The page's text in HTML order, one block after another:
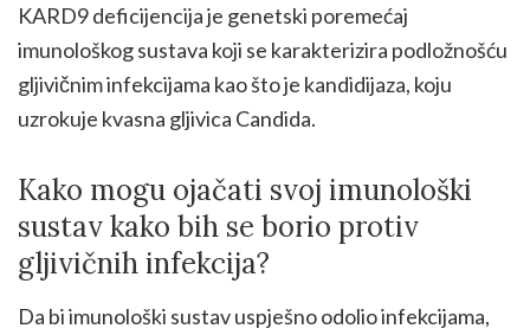
KARD9 deficijencija je genetski poremećaj
imunološkog sustava koji se karakterizira podložnošću
gljivičnim infekcijama kao što je kandidijaza, koju
uzrokuje kvasna gljivica Candida.
Kako mogu ojačati svoj imunološki
sustav kako bih se borio protiv
gljivičnih infekcija?
Da bi imunološki sustav uspješno odolio infekcijama,